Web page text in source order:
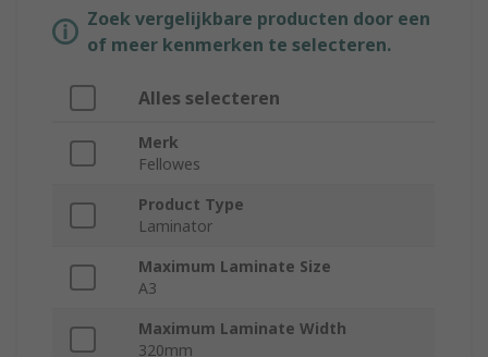
Zoek vergelijkbare producten door een
of meer kenmerken te selecteren.
Alles selecteren
Merk
Fellowes
Product Type
Laminator
Maximum Laminate Size
A3
Maximum Laminate Width
320mm